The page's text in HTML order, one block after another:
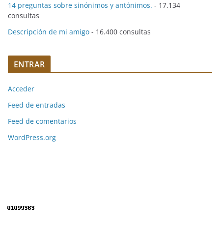
14 preguntas sobre sinónimos y antónimos. - 17.134
consultas
Descripción de mi amigo - 16.400 consultas
ENTRAR
Acceder
Feed de entradas
Feed de comentarios
WordPress.org